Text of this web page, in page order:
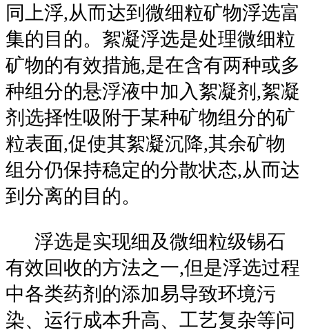
同上浮,从而达到微细粒矿物浮选富
集的目的。絮凝浮选是处理微细粒
矿物的有效措施,是在含有两种或多
种组分的悬浮液中加入絮凝剂,絮凝
剂选择性吸附于某种矿物组分的矿
粒表面,促使其絮凝沉降,其余矿物
组分仍保持稳定的分散状态,从而达
到分离的目的。
浮选是实现细及微细粒级锡石
有效回收的方法之一,但是浮选过程
中各类药剂的添加易导致环境污
染、运行成本升高、工艺复杂等问